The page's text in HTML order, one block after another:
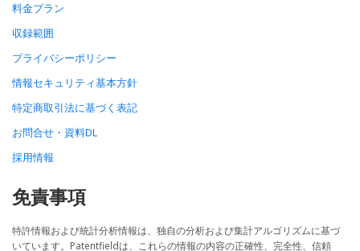
料金プラン
収録範囲
プライバシーポリシー
情報セキュリティ基本方針
特定商取引法に基づく表記
お問合せ・資料DL
採用情報
免責事項
特許情報および統計分析情報は、独自の分析および集計アルゴリズムに基づ
いています。Patentfieldは、これらの情報の内容の正確性、完全性、信頼